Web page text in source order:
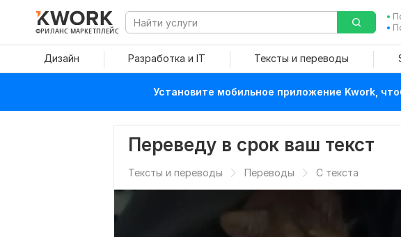
ФРИЛАНС МАРКЕТПЛЕЙС
Дизайн Разработка и IT Тексты и переводы
Установите мобильное приложение Kwork,
Переведу в срок ваш текст
Тексты и переводы Переводы С текста